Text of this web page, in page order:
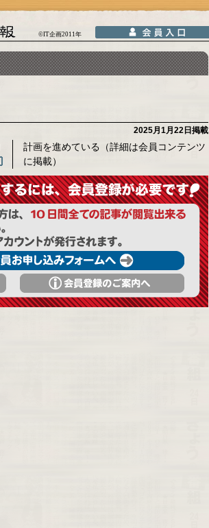
©IT企画2011年
2025月1月22日掲載
計画を進めている（詳細は会員コンテンツ
に掲載）